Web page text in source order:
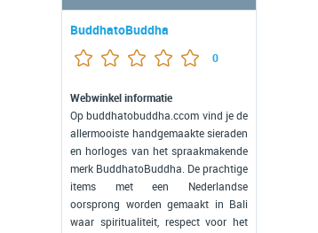
BuddhatoBuddha
0
Webwinkel informatie
Op buddhatobuddha.ccom vind je de
allermooiste handgemaakte sieraden
en horloges van het spraakmakende
merk BuddhatoBuddha. De prachtige
items met een Nederlandse
oorsprong worden gemaakt in Bali
waar spiritualiteit, respect voor het